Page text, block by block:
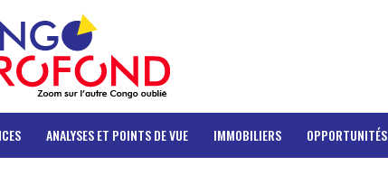
ANALYSES ET POINTS DE VUE IMMOBILIERS OPPORTUNITÉS